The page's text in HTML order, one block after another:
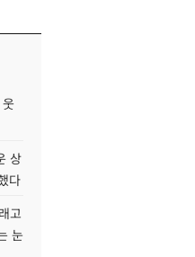
상
다
고
눈